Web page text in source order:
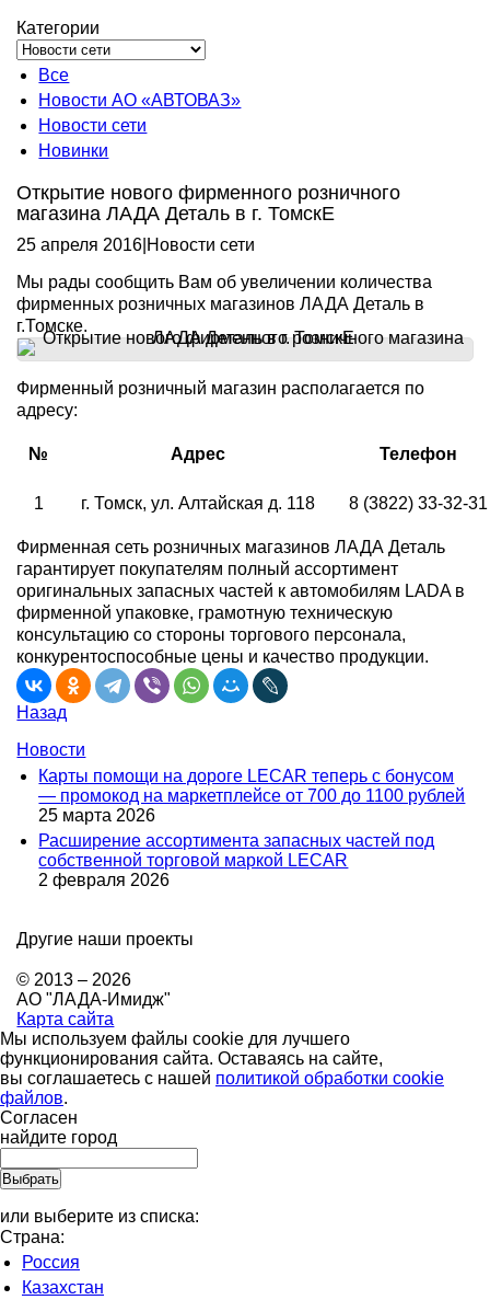
Категории
Все
Новости АО «АВТОВАЗ»
Новости сети
Новинки
Открытие нового фирменного розничного
магазина ЛАДА Деталь в г. ТомскЕ
25 апреля 2016 Новости сети
Мы рады сообщить Вам об увеличении количества
фирменных розничных магазинов ЛАДА Деталь в
г.Томске.
Фирменный розничный магазин располагается по
адресу:
№ Адрес Телефон
1 г. Томск, ул. Алтайская д. 118 8 (3822) 33-32-31
Фирменная сеть розничных магазинов ЛАДА Деталь
гарантирует покупателям полный ассортимент
оригинальных запасных частей к автомобилям LADA в
фирменной упаковке, грамотную техническую
консультацию со стороны торгового персонала,
конкурентоспособные цены и качество продукции.
Назад
Новости
Карты помощи на дороге LECAR теперь с бонусом
— промокод на маркетплейсе от 700 до 1100 рублей
25 марта 2026
Расширение ассортимента запасных частей под
собственной торговой маркой LECAR
2 февраля 2026
Другие наши проекты
© 2013 – 2026
АО "ЛАДА-Имидж"
Карта сайта
Мы используем файлы cookie для лучшего
функционирования сайта. Оставаясь на сайте,
вы соглашаетесь с нашей политикой обработки cookie
файлов.
Согласен
найдите город
или выберите из списка:
Страна:
Россия
Казахстан